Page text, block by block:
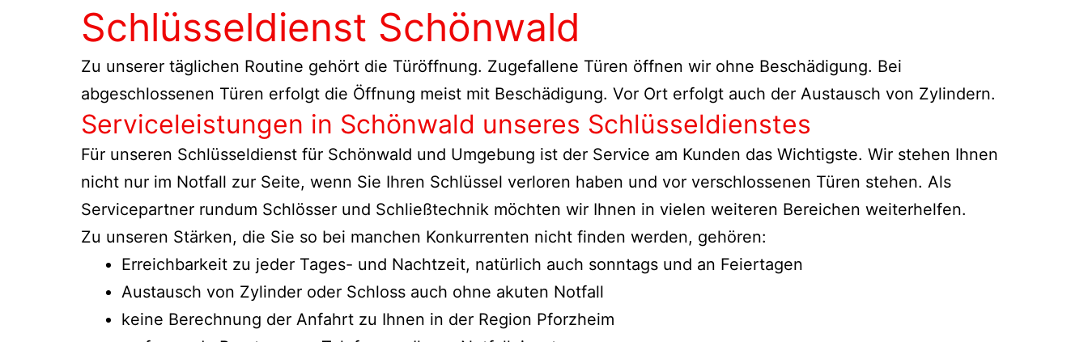
Schlüsseldienst Schönwald
Zu unserer täglichen Routine gehört die Türöffnung. Zugefallene Türen öffnen wir ohne Beschädigung. Bei
abgeschlossenen Türen erfolgt die Öffnung meist mit Beschädigung. Vor Ort erfolgt auch der Austausch von Zylindern.
Serviceleistungen in Schönwald unseres Schlüsseldienstes
Für unseren Schlüsseldienst für Schönwald und Umgebung ist der Service am Kunden das Wichtigste. Wir stehen Ihnen
nicht nur im Notfall zur Seite, wenn Sie Ihren Schlüssel verloren haben und vor verschlossenen Türen stehen. Als
Servicepartner rundum Schlösser und Schließtechnik möchten wir Ihnen in vielen weiteren Bereichen weiterhelfen.
Zu unseren Stärken, die Sie so bei manchen Konkurrenten nicht finden werden, gehören:
Erreichbarkeit zu jeder Tages- und Nachtzeit, natürlich auch sonntags und an Feiertagen
Austausch von Zylinder oder Schloss auch ohne akuten Notfall
keine Berechnung der Anfahrt zu Ihnen in der Region Pforzheim